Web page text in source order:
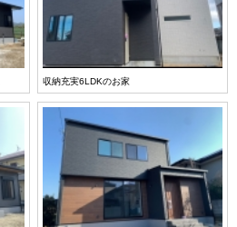
収納充実6LDKのお家